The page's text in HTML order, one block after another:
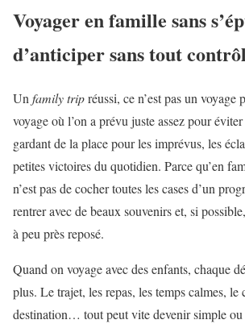
Voyager en famille sans
d’anticiper sans tout
Unfamily tripréussi, ce n’est pas un voyage
voyage où l’on a prévu juste assez pour
gardant de la place pour les imprévus, les
petites victoires du quotidien. Parce qu’en
n’est pas de cocher toutes les cases d’un
rentrer avec de beaux souvenirs et, si
à peu près reposé.
Quand on voyage avec des enfants, chaque
plus. Le trajet, les repas, les temps calmes, le
destination… tout peut vite devenir simple